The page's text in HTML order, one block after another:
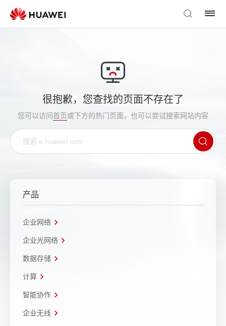
很抱歉，您查找的页面不存在了
您可以访问首页或下方的热门页面，也可以尝试搜索网站内容
产品
企业网络
企业光网络
数据存储
计算
智能协作
企业无线